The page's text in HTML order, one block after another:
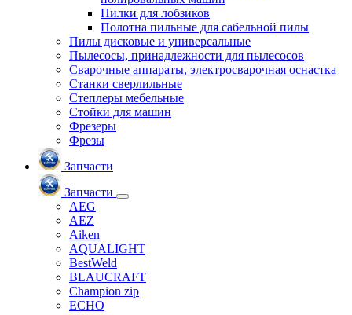
Пилки для лобзиков
Полотна пильные для сабельной пилы
Пилы дисковые и универсальные
Пылесосы, принадлежности для пылесосов
Сварочные аппараты, электросварочная оснастка
Станки сверлильные
Степлеры мебельные
Стойки для машин
Фрезеры
Фрезы
Запчасти
Запчасти
AEG
AEZ
Aiken
AQUALIGHT
BestWeld
BLAUCRAFT
Champion zip
ECHO